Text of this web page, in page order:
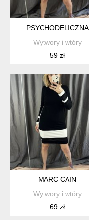
PSYCHODELICZNA
Wytwory i wtóry
59 zł
MARC CAIN
Wytwory i wtóry
69 zł